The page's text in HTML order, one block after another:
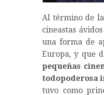
Al término de
cineastas
una forma de
Europa, y que
pequeñas
todopoderosa
tuvo como